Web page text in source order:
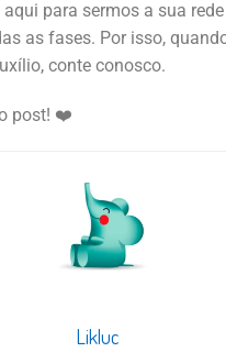
para sermos a sua
as fases. Por isso,
conte conosco.
post! ❤️
Likluc